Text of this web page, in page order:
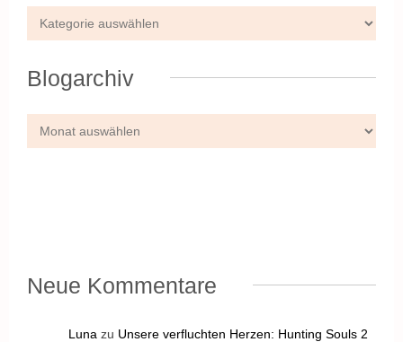
Blogarchiv
Neue Kommentare
Luna zu Unsere verfluchten Herzen: Hunting Souls 2